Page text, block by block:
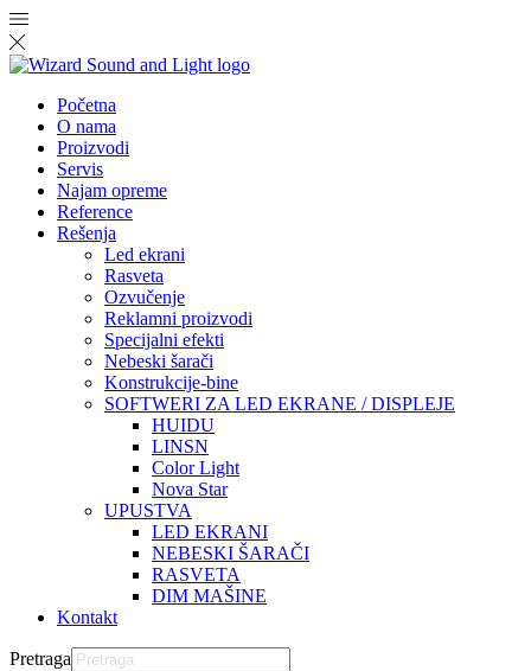
Početna
O nama
Proizvodi
Servis
Najam opreme
Reference
Rešenja
Led ekrani
Rasveta
Ozvučenje
Reklamni proizvodi
Specijalni efekti
Nebeski šarači
Konstrukcije-bine
SOFTWERI ZA LED EKRANE / DISPLEJE
HUIDU
LINSN
Color Light
Nova Star
UPUSTVA
LED EKRANI
NEBESKI ŠARAČI
RASVETA
DIM MAŠINE
Kontakt
Pretraga